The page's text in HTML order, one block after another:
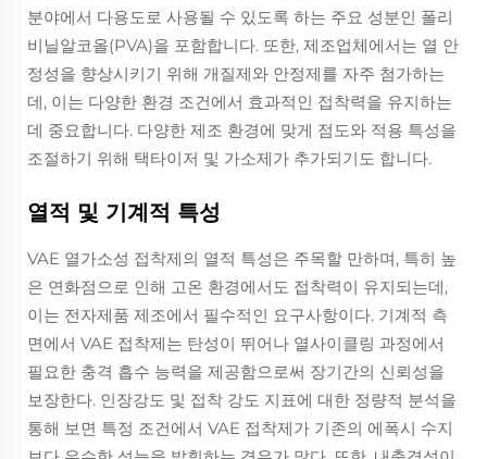
분야에서 다용도로 사용될 수 있도록 하는 주요 성분인 폴리
비닐알코올(PVA)을 포함합니다. 또한, 제조업체에서는 열 안
정성을 향상시키기 위해 개질제와 안정제를 자주 첨가하는
데, 이는 다양한 환경 조건에서 효과적인 접착력을 유지하는
데 중요합니다. 다양한 제조 환경에 맞게 점도와 적용 특성을
조절하기 위해 택타이저 및 가소제가 추가되기도 합니다.
열적 및 기계적 특성
VAE 열가소성 접착제의 열적 특성은 주목할 만하며, 특히 높
은 연화점으로 인해 고온 환경에서도 접착력이 유지되는데,
이는 전자제품 제조에서 필수적인 요구사항이다. 기계적 측
면에서 VAE 접착제는 탄성이 뛰어나 열사이클링 과정에서
필요한 충격 흡수 능력을 제공함으로써 장기간의 신뢰성을
보장한다. 인장강도 및 접착 강도 지표에 대한 정량적 분석을
통해 보면 특정 조건에서 VAE 접착제가 기존의 에폭시 수지